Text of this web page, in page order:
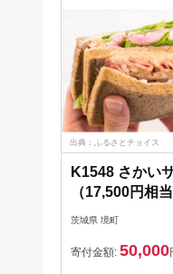
出典：ふるさとチョイス
K1548 さかい
（17,500円相当
茨城県 境町
寄付金額: 50,000